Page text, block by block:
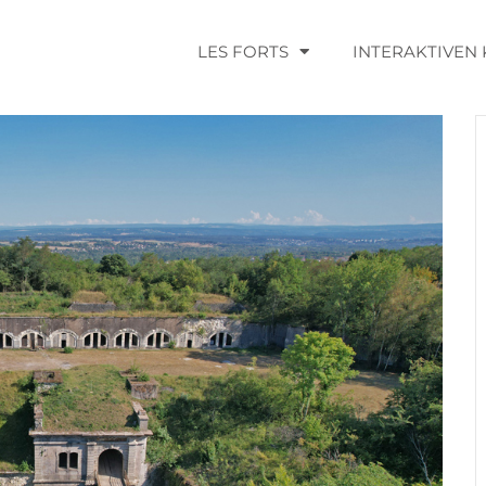
LES FORTS INTERAKTIVEN